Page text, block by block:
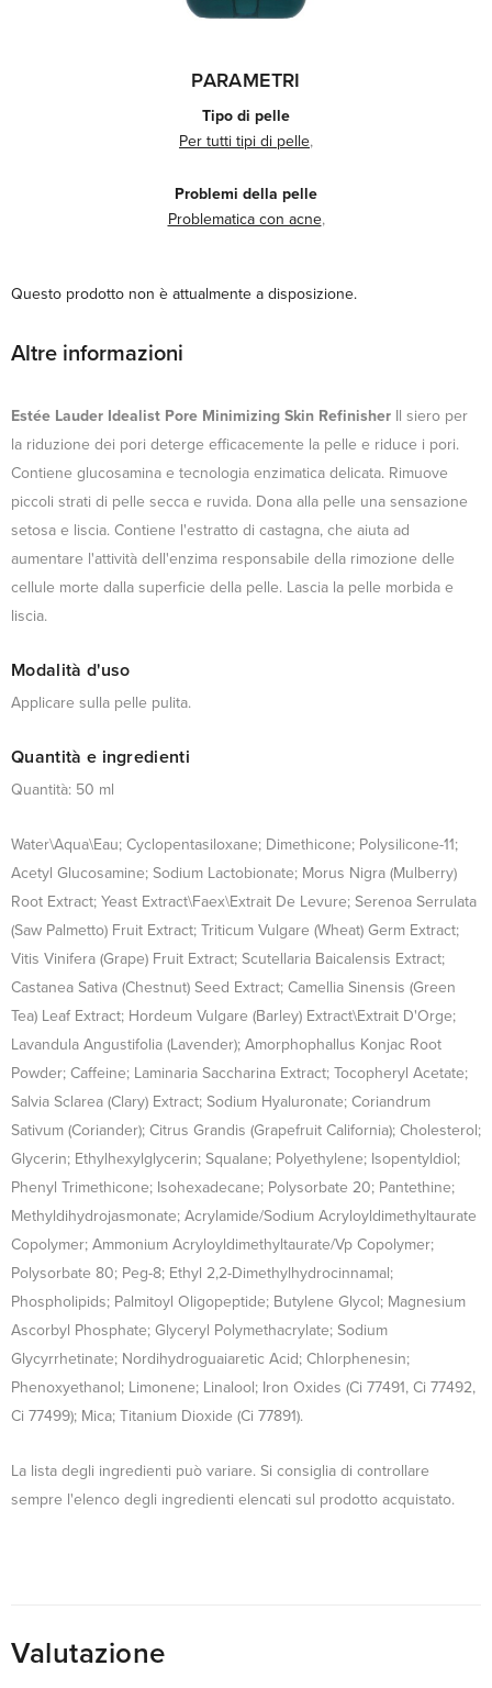
PARAMETRI
Tipo di pelle
Per tutti tipi di pelle,
Problemi della pelle
Problematica con acne,
Questo prodotto non è attualmente a disposizione.
Altre informazioni
Estée Lauder Idealist Pore Minimizing Skin Refinisher Il siero per
la riduzione dei pori deterge efficacemente la pelle e riduce i pori.
Contiene glucosamina e tecnologia enzimatica delicata. Rimuove
piccoli strati di pelle secca e ruvida. Dona alla pelle una sensazione
setosa e liscia. Contiene l'estratto di castagna, che aiuta ad
aumentare l'attività dell'enzima responsabile della rimozione delle
cellule morte dalla superficie della pelle. Lascia la pelle morbida e
liscia.
Modalità d'uso
Applicare sulla pelle pulita.
Quantità e ingredienti
Quantità: 50 ml
Water\Aqua\Eau; Cyclopentasiloxane; Dimethicone; Polysilicone-11;
Acetyl Glucosamine; Sodium Lactobionate; Morus Nigra (Mulberry)
Root Extract; Yeast Extract\Faex\Extrait De Levure; Serenoa Serrulata
(Saw Palmetto) Fruit Extract; Triticum Vulgare (Wheat) Germ Extract;
Vitis Vinifera (Grape) Fruit Extract; Scutellaria Baicalensis Extract;
Castanea Sativa (Chestnut) Seed Extract; Camellia Sinensis (Green
Tea) Leaf Extract; Hordeum Vulgare (Barley) Extract\Extrait D'Orge;
Lavandula Angustifolia (Lavender); Amorphophallus Konjac Root
Powder; Caffeine; Laminaria Saccharina Extract; Tocopheryl Acetate;
Salvia Sclarea (Clary) Extract; Sodium Hyaluronate; Coriandrum
Sativum (Coriander); Citrus Grandis (Grapefruit California); Cholesterol;
Glycerin; Ethylhexylglycerin; Squalane; Polyethylene; Isopentyldiol;
Phenyl Trimethicone; Isohexadecane; Polysorbate 20; Pantethine;
Methyldihydrojasmonate; Acrylamide/Sodium Acryloyldimethyltaurate
Copolymer; Ammonium Acryloyldimethyltaurate/Vp Copolymer;
Polysorbate 80; Peg-8; Ethyl 2,2-Dimethylhydrocinnamal;
Phospholipids; Palmitoyl Oligopeptide; Butylene Glycol; Magnesium
Ascorbyl Phosphate; Glyceryl Polymethacrylate; Sodium
Glycyrrhetinate; Nordihydroguaiaretic Acid; Chlorphenesin;
Phenoxyethanol; Limonene; Linalool; Iron Oxides (Ci 77491, Ci 77492,
Ci 77499); Mica; Titanium Dioxide (Ci 77891).
La lista degli ingredienti può variare. Si consiglia di controllare
sempre l'elenco degli ingredienti elencati sul prodotto acquistato.
Valutazione